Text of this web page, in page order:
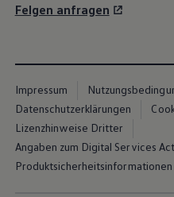
Felgen anfragen
Impressum
Datenschutzerklärungen
Lizenzhinweise Dritter
Angaben zum Digital Services
Produktsicherheitsinformationen